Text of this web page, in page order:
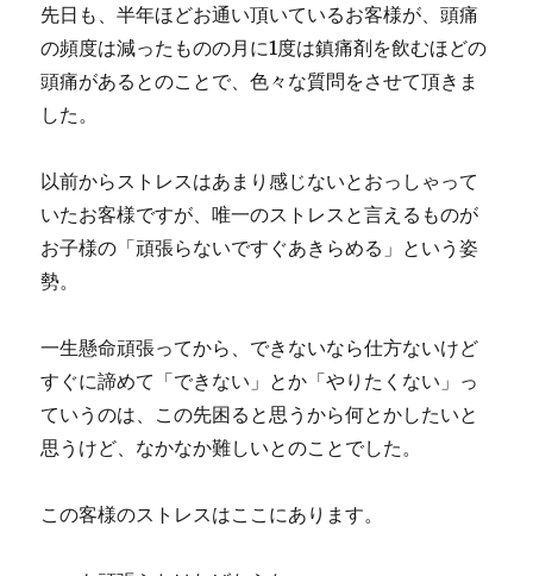
先日も、半年ほどお通い頂いているお客様が、頭痛
の頻度は減ったものの月に1度は鎮痛剤を飲むほどの
頭痛があるとのことで、色々な質問をさせて頂きま
した。
以前からストレスはあまり感じないとおっしゃって
いたお客様ですが、唯一のストレスと言えるものが
お子様の「頑張らないですぐあきらめる」という姿
勢。
一生懸命頑張ってから、できないなら仕方ないけど
すぐに諦めて「できない」とか「やりたくない」っ
ていうのは、この先困ると思うから何とかしたいと
思うけど、なかなか難しいとのことでした。
この客様のストレスはここにあります。